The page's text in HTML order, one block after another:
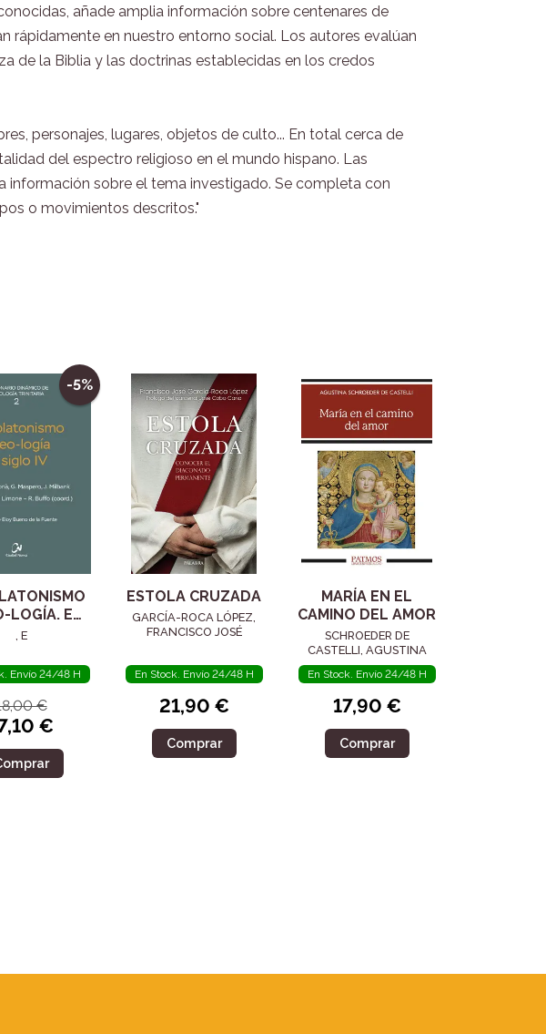
añade amplia información sobre centenares de
en nuestro entorno social. Los autores evalúan
de la Biblia y las doctrinas establecidas en los credos
personajes, lugares, objetos de culto... En total cerca de
del espectro religioso en el mundo hispano. Las
información sobre el tema investigado. Se completa con
o movimientos descritos."
-5%
LOGÍA. EL
IV
, E
Envío 24/48 H
€
€
ESTOLA CRUZADA
GARCÍA-ROCA LÓPEZ,
FRANCISCO JOSÉ
En Stock. Envío 24/48 H
21,90 €
Comprar
MARÍA EN EL
CAMINO DEL AMOR
SCHROEDER DE
CASTELLI, AGUSTINA
En Stock. Envío 24/48 H
17,90 €
Comprar